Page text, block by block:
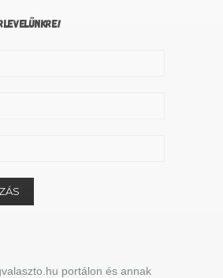
portálon és annak